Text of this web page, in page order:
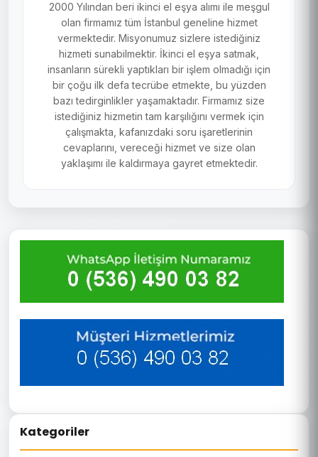
2000 Yılından beri ikinci el eşya alımı ile meşgul
olan firmamız tüm İstanbul geneline hizmet
vermektedir. Misyonumuz sizlere istediğiniz
hizmeti sunabilmektir. İkinci el eşya satmak,
insanların sürekli yaptıkları bir işlem olmadığı için
bir çoğu ilk defa tecrübe etmekte, bu yüzden
bazı tedirginlikler yaşamaktadır. Firmamız size
istediğiniz hizmetin tam karşılığını vermek için
çalışmakta, kafanızdaki soru işaretlerinin
cevaplarını, vereceği hizmet ve size olan
yaklaşımı ile kaldırmaya gayret etmektedir.
Kategoriler